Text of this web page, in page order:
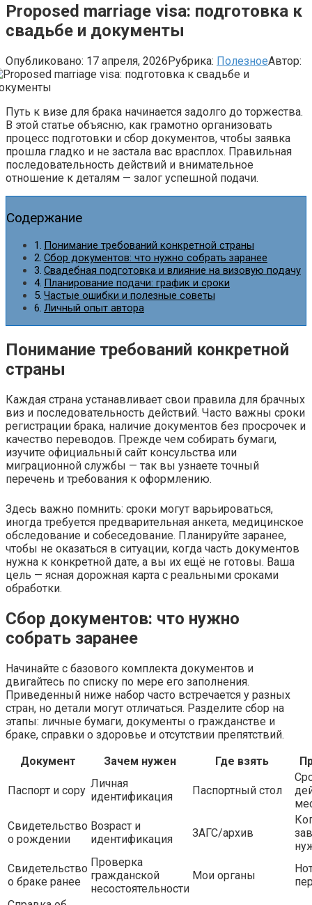
Proposed marriage visa: подготовка к
свадьбе и документы
Опубликовано: 17 апреля, 2026Рубрика: ПолезноеАвтор:
Путь к визе для брака начинается задолго до торжества.
В этой статье объясню, как грамотно организовать
процесс подготовки и сбор документов, чтобы заявка
прошла гладко и не застала вас врасплох. Правильная
последовательность действий и внимательное
отношение к деталям — залог успешной подачи.
Содержание
Понимание требований конкретной страны
Сбор документов: что нужно собрать заранее
Свадебная подготовка и влияние на визовую подачу
Планирование подачи: график и сроки
Частые ошибки и полезные советы
Личный опыт автора
Понимание требований конкретной
страны
Каждая страна устанавливает свои правила для брачных
виз и последовательность действий. Часто важны сроки
регистрации брака, наличие документов без просрочек и
качество переводов. Прежде чем собирать бумаги,
изучите официальный сайт консульства или
миграционной службы — так вы узнаете точный
перечень и требования к оформлению.
Здесь важно помнить: сроки могут варьироваться,
иногда требуется предварительная анкета, медицинское
обследование и собеседование. Планируйте заранее,
чтобы не оказаться в ситуации, когда часть документов
нужна к конкретной дате, а вы их ещё не готовы. Ваша
цель — ясная дорожная карта с реальными сроками
обработки.
Сбор документов: что нужно
собрать заранее
Начинайте с базового комплекта документов и
двигайтесь по списку по мере его заполнения.
Приведенный ниже набор часто встречается у разных
стран, но детали могут отличаться. Разделите сбор на
этапы: личные бумаги, документы о гражданстве и
браке, справки о здоровье и отсутствии препятствий.
Документ
Зачем нужен Где взять
Паспорт и copy
Личная
идентификация
Паспортный стол
Свидетельство
о рождении
Возраст и
идентификация
ЗАГС/архив
Свидетельство
о браке ранее
Проверка
гражданской
несостоятельности
Мои органы